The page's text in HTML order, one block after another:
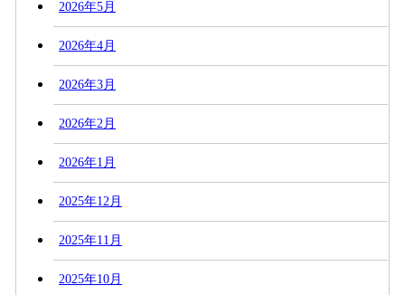
2026年5月
2026年4月
2026年3月
2026年2月
2026年1月
2025年12月
2025年11月
2025年10月